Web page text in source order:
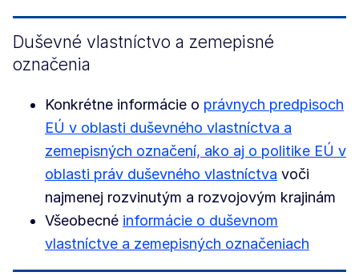
Duševné vlastníctvo a zemepisné
označenia
Konkrétne informácie o právnych predpisoch
EÚ v oblasti duševného vlastníctva a
zemepisných označení, ako aj o politike EÚ v
oblasti práv duševného vlastníctva voči
najmenej rozvinutým a rozvojovým krajinám
Všeobecné informácie o duševnom
vlastníctve a zemepisných označeniach